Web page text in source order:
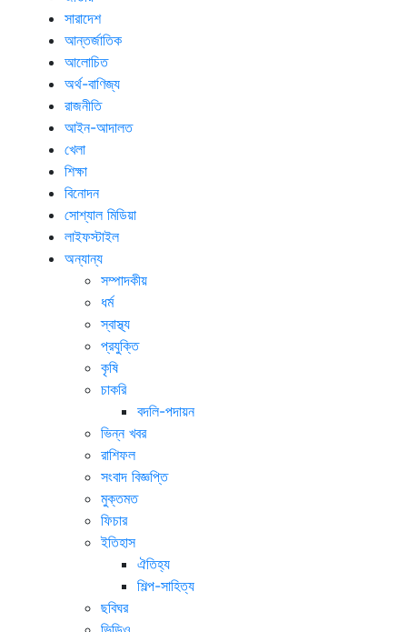
সারাদেশ
আন্তর্জাতিক
আলোচিত
অর্থ-বাণিজ্য
রাজনীতি
আইন-আদালত
খেলা
শিক্ষা
বিনোদন
সোশ্যাল মিডিয়া
লাইফস্টাইল
অন্যান্য
সম্পাদকীয়
ধর্ম
স্বাস্থ্য
প্রযুক্তি
কৃষি
চাকরি
বদলি-পদায়ন
ভিন্ন খবর
রাশিফল
সংবাদ বিজ্ঞপ্তি
মুক্তমত
ফিচার
ইতিহাস
ঐতিহ্য
শিল্প-সাহিত্য
ছবিঘর